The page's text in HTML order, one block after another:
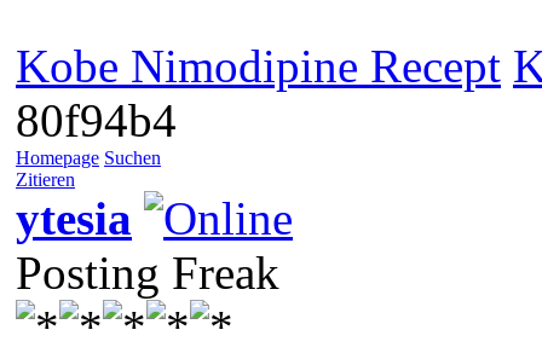
Kobe Nimodipine Recept
80f94b4
Homepage Suchen
Zitieren
ytesia
Posting Freak